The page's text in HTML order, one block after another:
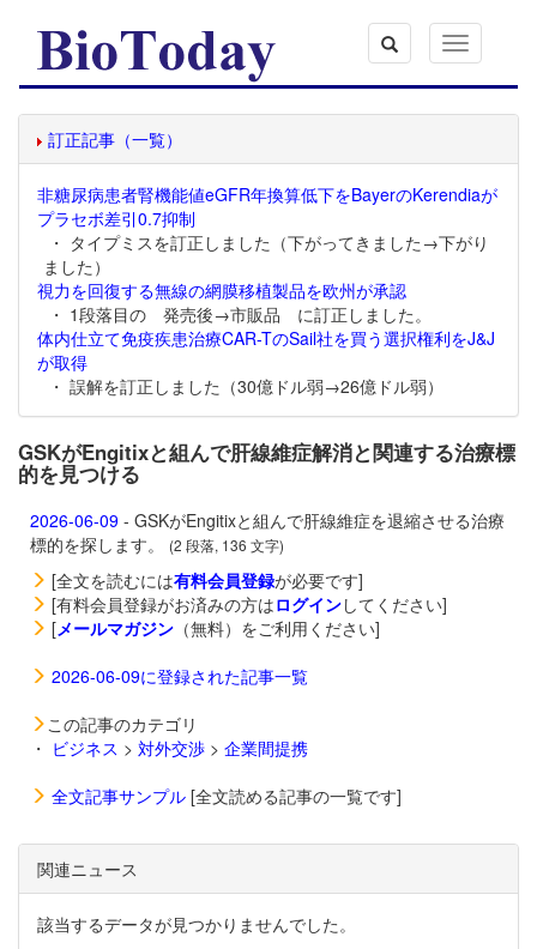
Toggle
navigation
訂正記事（一覧）
非糖尿病患者腎機能値eGFR年換算低下をBayerのKerendiaが
プラセボ差引0.7抑制
・ タイプミスを訂正しました（下がってきました→下がり
ました）
視力を回復する無線の網膜移植製品を欧州が承認
・ 1段落目の 発売後→市販品 に訂正しました。
体内仕立て免疫疾患治療CAR-TのSail社を買う選択権利をJ&J
が取得
・ 誤解を訂正しました（30億ドル弱→26億ドル弱）
GSKがEngitixと組んで肝線維症解消と関連する治療標
的を見つける
2026-06-09 - GSKがEngitixと組んで肝線維症を退縮させる治療
標的を探します。
(2 段落, 136 文字)
[全文を読むには有料会員登録が必要です]
[有料会員登録がお済みの方はログインしてください]
[メールマガジン （無料）をご利用ください]
2026-06-09に登録された記事一覧
この記事のカテゴリ
・ ビジネス > 対外交渉 > 企業間提携
全文記事サンプル [全文読める記事の一覧です]
関連ニュース
該当するデータが見つかりませんでした。